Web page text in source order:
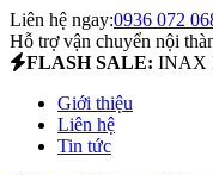
Liên hệ ngay:0936 072
Hỗ trợ vận chuyển nội
FLASH SALE: INAX
Giới thiệu
Liên hệ
Tin tức